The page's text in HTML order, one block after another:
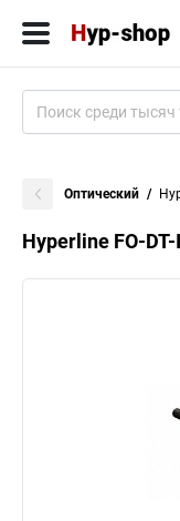
Оптический
Hyperline FO-